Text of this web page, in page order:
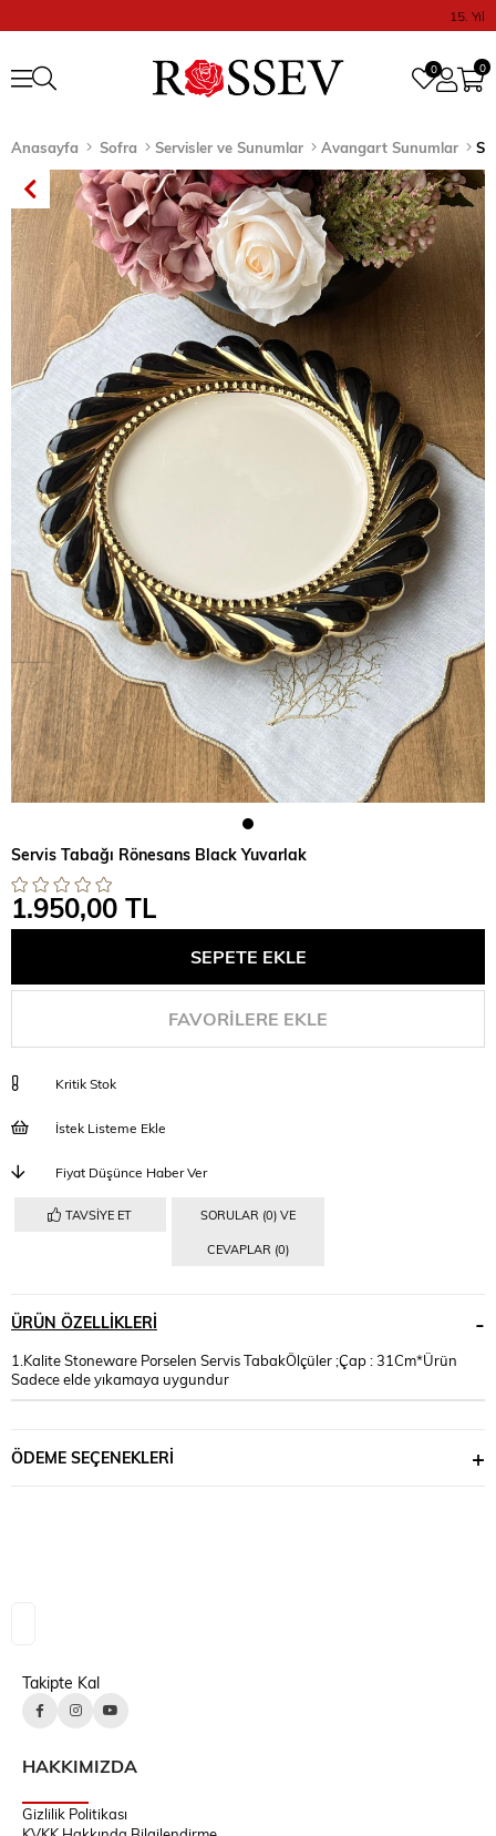
15. Yıl
0
0
Anasayfa Sofra Servisler ve Sunumlar Avangart Sunumlar
Servis Tabağı Rönesans Black Yuvarlak
1.950,00 TL
FAVORILERE EKLE
Kritik Stok
İstek Listeme Ekle
Fiyat Düşünce Haber Ver
TAVSIYE ET SORULAR (0) VE
CEVAPLAR (0)
ÜRÜN ÖZELLIKLERI
1.Kalite Stoneware Porselen Servis TabakÖlçüler ;Çap : 31Cm*Ürün
Sadece elde yıkamaya uygundur
ÖDEME SEÇENEKLERI
Takipte Kal
HAKKIMIZDA
Gizlilik Politikası